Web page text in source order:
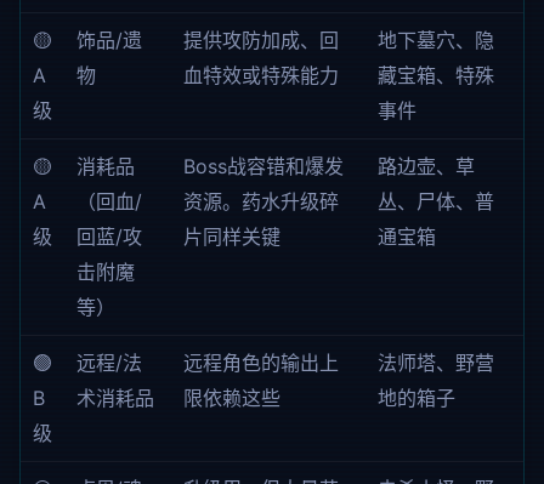
🟡
A
级
饰品/遗
物
提供攻防加成、回
血特效或特殊能力
地下墓穴、隐
藏宝箱、特殊
事件
🟡
A
级
消耗品
（回血/
回蓝/攻
击附魔
等）
Boss战容错和爆发
资源。药水升级碎
片同样关键
路边壶、草
丛、尸体、普
通宝箱
🟢
B
级
远程/法
术消耗品
远程角色的输出上
限依赖这些
法师塔、野营
地的箱子